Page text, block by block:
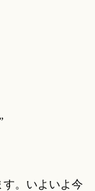
。いよいよ今